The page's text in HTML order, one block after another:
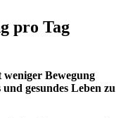
pro Tag
weniger Bewegung
gesundes Leben zu